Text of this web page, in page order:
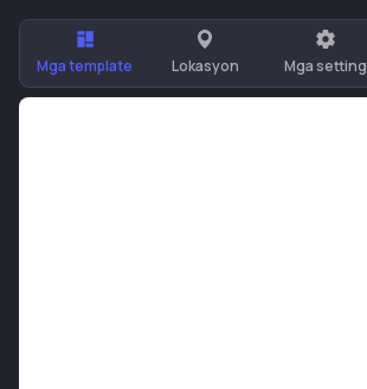
Mga template Lokasyon Mga setting